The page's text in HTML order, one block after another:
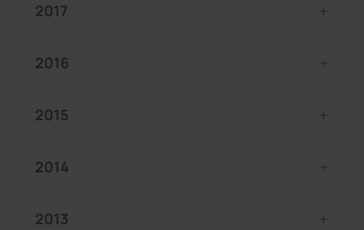
2017
2016
2015
2014
2013